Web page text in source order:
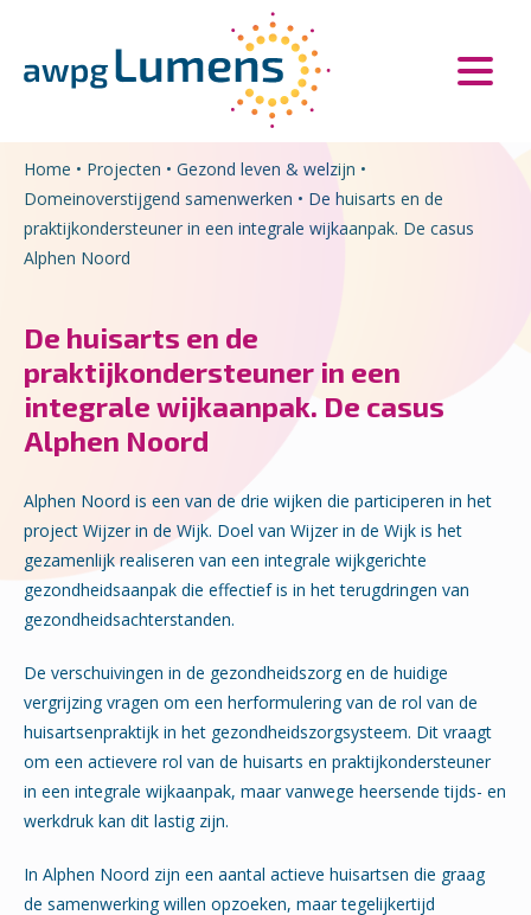
Home • Projecten • Gezond leven & welzijn •
Domeinoverstijgend samenwerken • De huisarts en de
praktijkondersteuner in een integrale wijkaanpak. De casus
Alphen Noord
De huisarts en de
praktijkondersteuner in een
integrale wijkaanpak. De casus
Alphen Noord
Alphen Noord is een van de drie wijken die participeren in het
project Wijzer in de Wijk. Doel van Wijzer in de Wijk is het
gezamenlijk realiseren van een integrale wijkgerichte
gezondheidsaanpak die effectief is in het terugdringen van
gezondheidsachterstanden.
De verschuivingen in de gezondheidszorg en de huidige
vergrijzing vragen om een herformulering van de rol van de
huisartsenpraktijk in het gezondheidszorgsysteem. Dit vraagt
om een actievere rol van de huisarts en praktijkondersteuner
in een integrale wijkaanpak, maar vanwege heersende tijds- en
werkdruk kan dit lastig zijn.
In Alphen Noord zijn een aantal actieve huisartsen die graag
de samenwerking willen opzoeken, maar tegelijkertijd